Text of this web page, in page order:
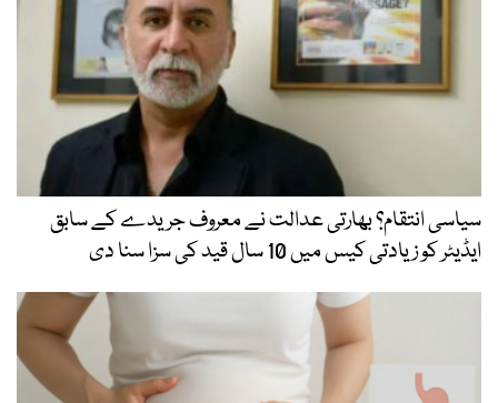
سیاسی انتقام؟ بھارتی عدالت نے معروف جریدے کے سابق
ایڈیٹر کو زیادتی کیس میں 10 سال قید کی سزا سنا دی